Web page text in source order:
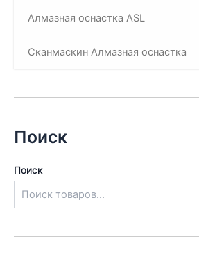
Алмазная оснастка ASL
Сканмаскин Алмазная оснастка
Поиск
Поиск